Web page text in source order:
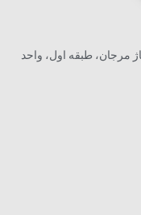
مرجان، طبقه اول، واحد